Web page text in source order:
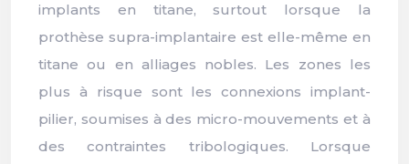
implants en titane, surtout lorsque la
prothèse supra-implantaire est elle-même en
titane ou en alliages nobles. Les zones les
plus à risque sont les connexions implant-
pilier, soumises à des micro-mouvements et à
des contraintes tribologiques. Lorsque